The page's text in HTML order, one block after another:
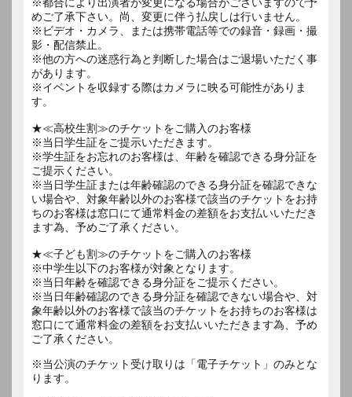
めご了承下さい。尚、変更に伴う払戻しは行いません。
※ビデオ・カメラ、または携帯電話等での録音・録画・撮
影・配信禁止。
※他の方への迷惑行為と判断した場合はご退場いただく事
があります。
※イベントを収録する際はカメラに映る可能性がありま
す。
★≪高校生割≫のチケットをご購入のお客様
※当日学生証をご提示いただきます。
※学生証をお忘れのお客様は、年齢を確認できる身分証を
ご提示ください。
※当日学生証または年齢確認のできる身分証を確認できな
い場合や、対象年齢以外のお客様で該当のチケットをお持
ちのお客様は窓口にて通常料金の差額をお支払いいただき
ます為、予めご了承ください。
★≪子ども割≫のチケットをご購入のお客様
※中学生以下のお客様が対象となります。
※当日年齢を確認できる身分証をご提示ください。
※当日年齢確認のできる身分証を確認できない場合や、対
象年齢以外のお客様で該当のチケットをお持ちのお客様は
窓口にて通常料金の差額をお支払いいただきます為、予め
ご了承ください。
※当公演のチケット受け取りは「電子チケット」のみとな
ります。